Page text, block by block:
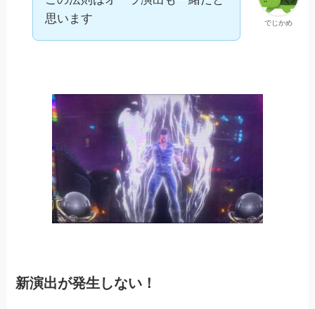
でじかめ
思います
新演出が発生しない！